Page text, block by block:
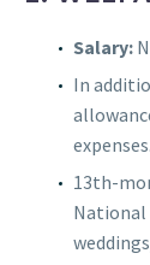
Salary:
In
expenses.
13th-
National